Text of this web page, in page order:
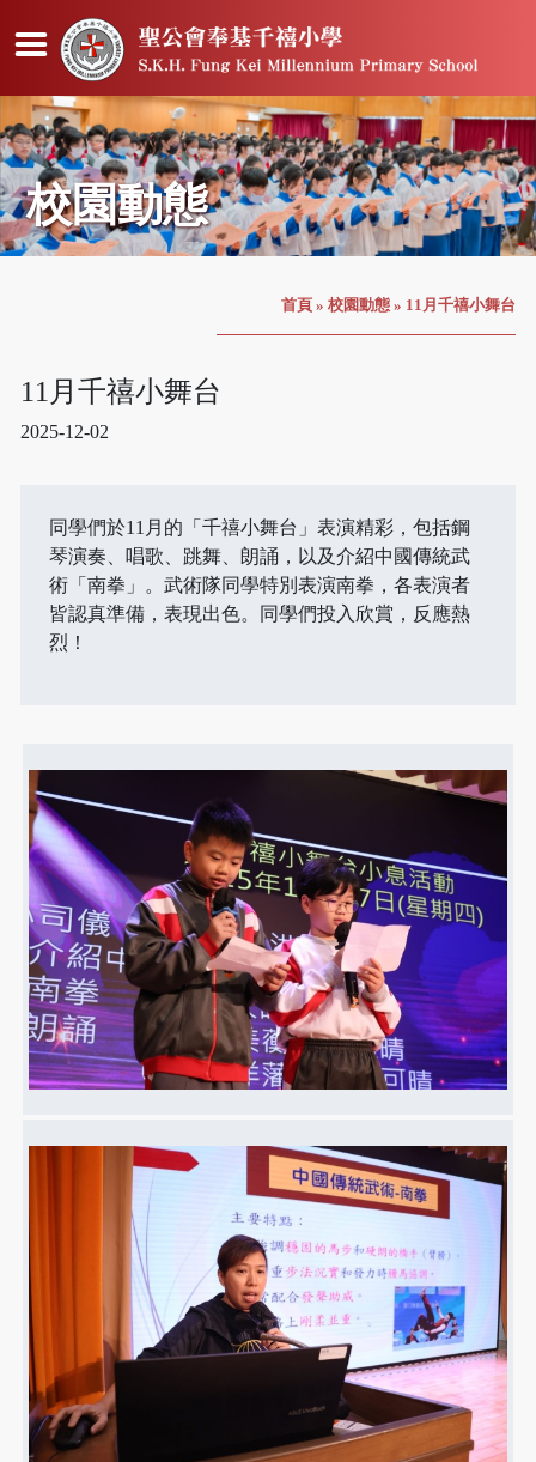
校園動態
首頁 » 校園動態 » 11月千禧小舞台
11月千禧小舞台
2025-12-02
同學們於11月的「千禧小舞台」表演精彩，包括鋼
琴演奏、唱歌、跳舞、朗誦，以及介紹中國傳統武
術「南拳」。武術隊同學特別表演南拳，各表演者
皆認真準備，表現出色。同學們投入欣賞，反應熱
烈！